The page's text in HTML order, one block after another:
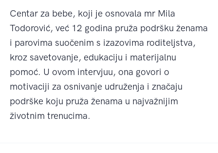
Centar za bebe, koji je osnovala mr Mila
Todorović, već 12 godina pruža podršku ženama
i parovima suočenim s izazovima roditeljstva,
kroz savetovanje, edukaciju i materijalnu
pomoć. U ovom intervjuu, ona govori o
motivaciji za osnivanje udruženja i značaju
podrške koju pruža ženama u najvažnijim
životnim trenucima.